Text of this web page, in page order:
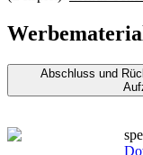
Abschluss und